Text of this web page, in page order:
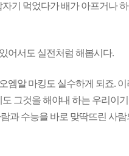
기 먹었다가 배가 아프거나
어서도 실전처럼 해봅시다.
엠알 마킹도 실수하게 되죠. 이
그것을 해야내 하는 우리이기
과 수능을 바로 맞딱뜨린 사람